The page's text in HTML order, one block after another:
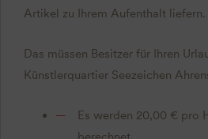
Artikel zu Ihrem Aufenthalt liefern.
Das müssen Besitzer für Ihren
Künstlerquartier Seezeichen
Es werden 20,00 € pro